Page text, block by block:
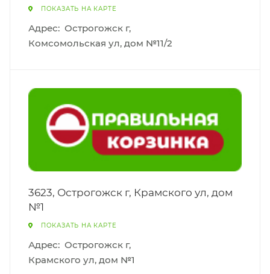
ПОКАЗАТЬ НА КАРТЕ
Адрес: Острогожск г,
Комсомольская ул, дом №11/2
3623, Острогожск г, Крамского ул, дом
№1
ПОКАЗАТЬ НА КАРТЕ
Адрес: Острогожск г,
Крамского ул, дом №1